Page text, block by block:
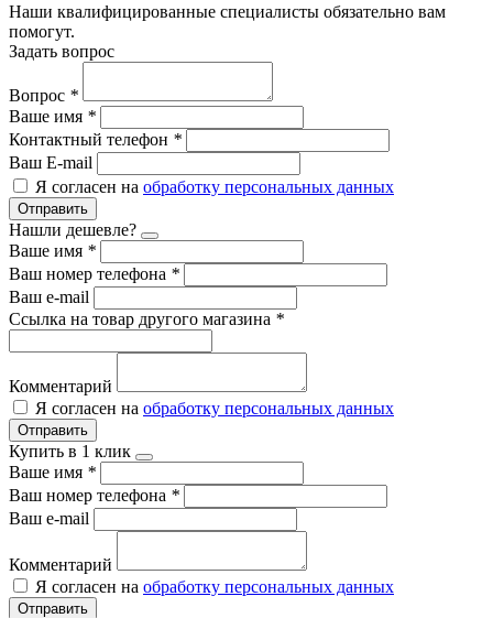
Наши квалифицированные специалисты обязательно вам
помогут.
Задать вопрос
Вопрос *
Ваше имя *
Контактный телефон *
Ваш E-mail
Я согласен на обработку персональных данных
Отправить
Нашли дешевле?
Ваше имя *
Ваш номер телефона *
Ваш e-mail
Ссылка на товар другого магазина *
Комментарий
Я согласен на обработку персональных данных
Отправить
Купить в 1 клик
Ваше имя *
Ваш номер телефона *
Ваш e-mail
Комментарий
Я согласен на обработку персональных данных
Отправить